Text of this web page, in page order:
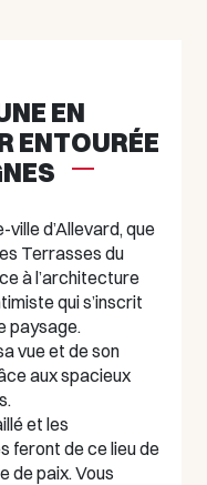
EN
ENTOURÉE
ville d’Allevard, que
Terrasses du
à l’architecture
qui s’inscrit
paysage.
vue et de son
aux spacieux
et les
feront de ce lieu de
de paix. Vous